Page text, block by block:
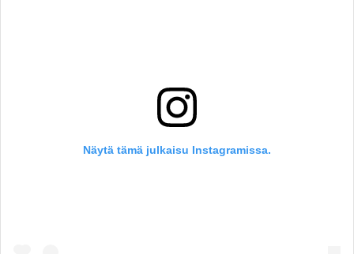
Näytä tämä julkaisu Instagramissa.